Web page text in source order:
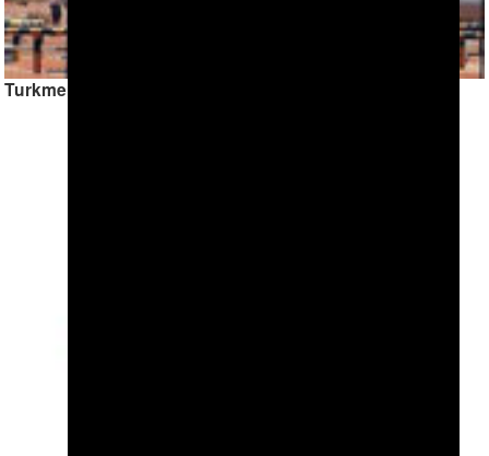
Turkmenistan News Digest — Issue 1